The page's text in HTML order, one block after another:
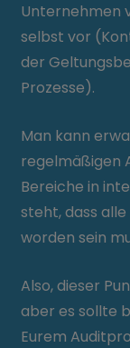
Unternehmen
selbst vor
der
Prozesse).
Man kann
regelmäßigen
Bereiche in
steht, dass
worden sein
Also, dieser
aber es sollte
Eurem